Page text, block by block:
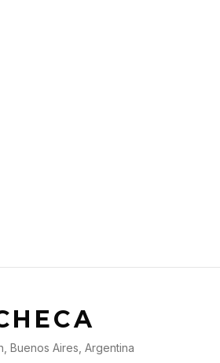
Buenos Aires, Argentina